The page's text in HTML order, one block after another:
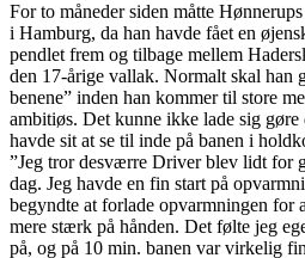
For to måneder siden måtte
i Hamburg, da han havde fået en
pendlet frem og tilbage mellem
den 17-årige vallak. Normalt skal han
benene” inden han kommer til store
ambitiøs. Det kunne ikke lade sig gøre
havde sit at se til inde på banen i
”Jeg tror desværre Driver blev lidt for
dag. Jeg havde en fin start på
begyndte at forlade opvarmningen for
mere stærk på hånden. Det følte jeg
på, og på 10 min. banen var virkelig